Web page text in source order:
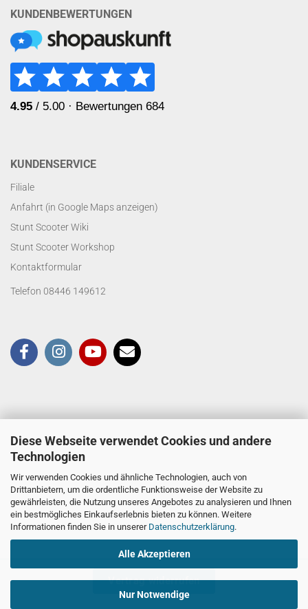
Diese Webseite verwendet Cookies und andere
Technologien
Wir verwenden Cookies und ähnliche Technologien, auch von
Drittanbietern, um die ordentliche Funktionsweise der Website zu
gewährleisten, die Nutzung unseres Angebotes zu analysieren und Ihnen
ein bestmögliches Einkaufserlebnis bieten zu können. Weitere
Informationen finden Sie in unserer Datenschutzerklärung.
Alle Akzeptieren
Nur Notwendige
KUNDENBEWERTUNGEN
KUNDENSERVICE
Filiale
Anfahrt (in Google Maps anzeigen)
Stunt Scooter Wiki
Stunt Scooter Workshop
Kontaktformular
Telefon 08446 149612
Vertrag widerrufen